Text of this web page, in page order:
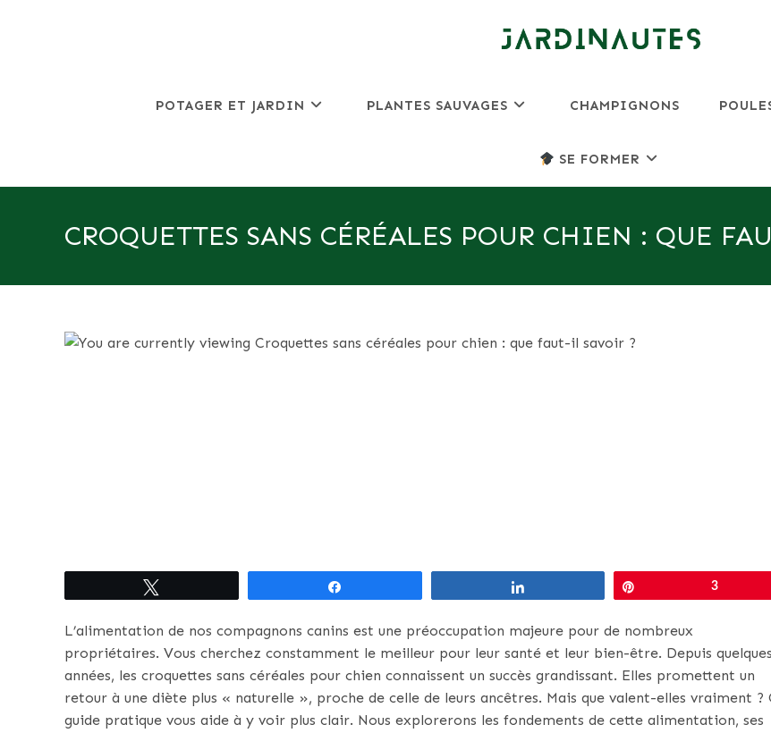
POTAGER ET JARDIN PLANTES SAUVAGES CHAMPIGNONS
SE FORMER
CROQUETTES SANS CÉRÉALES POUR CHIEN : QUE
3
L’alimentation de nos compagnons canins est une préoccupation majeure pour de nombreux
propriétaires. Vous cherchez constamment le meilleur pour leur santé et leur bien-être. Depuis quelques
années, les croquettes sans céréales pour chien connaissent un succès grandissant. Elles promettent un
retour à une diète plus « naturelle », proche de celle de leurs ancêtres. Mais que valent-elles vraiment ?
guide pratique vous aide à y voir plus clair. Nous explorerons les fondements de cette alimentation, ses